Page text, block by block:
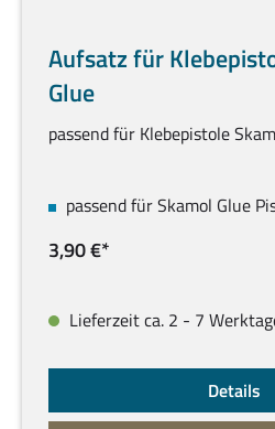
Aufsatz für
Glue
passend für Klebepistole
passend für Skamol Glue
3,90 €*
Lieferzeit ca. 2 - 7
Details